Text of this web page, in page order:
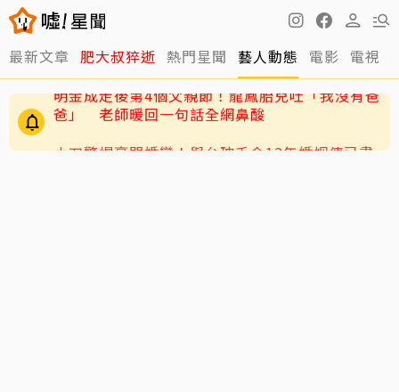
最新文章 肥大叔猝逝 熱門星聞 藝人動態 電影 電視
小刀驚爆豪門婚變！與台玻千金12年婚姻傳已畫